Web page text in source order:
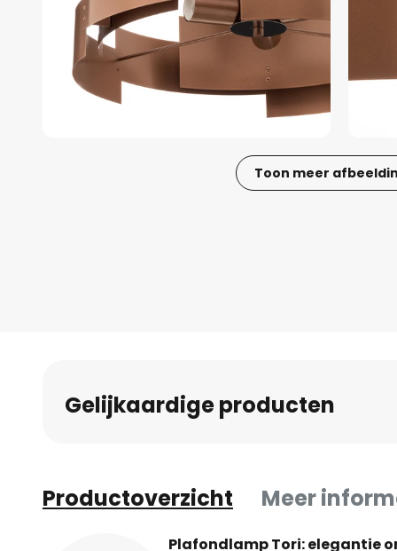
Toon meer
Gelijkaardige producten
Productoverzicht Meer
Plafondlamp Tori: elegantie